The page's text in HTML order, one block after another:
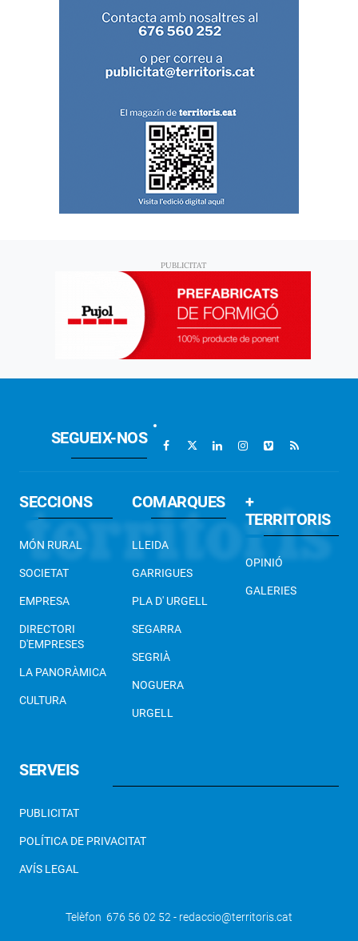
SEGUEIX-NOS
SECCIONS
MÓN RURAL
SOCIETAT
EMPRESA
DIRECTORI
D'EMPRESES
LA PANORÀMICA
CULTURA
COMARQUES
LLEIDA
GARRIGUES
PLA D' URGELL
SEGARRA
SEGRIÀ
NOGUERA
URGELL
+
TERRITORIS
OPINIÓ
GALERIES
SERVEIS
PUBLICITAT
POLÍTICA DE PRIVACITAT
AVÍS LEGAL
Telèfon 676 56 02 52 - redaccio@territoris.cat